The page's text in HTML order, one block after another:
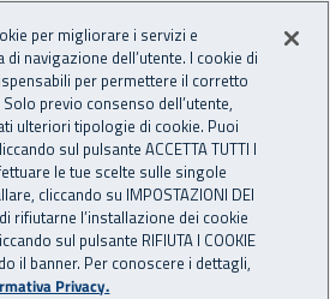
Nazionale
Apri cerca
principale
in:
per migliorare i servizi e
navigazione dell’utente. I cookie di
per permettere il corretto
previo consenso dell’utente,
ulteriori tipologie di cookie. Puoi
sul pulsante ACCETTA TUTTI I
le tue scelte sulle singole
cliccando su IMPOSTAZIONI DEI
rifiutarne l’installazione dei cookie
sul pulsante RIFIUTA I COOKIE
il banner. Per conoscere i dettagli,
Privacy.